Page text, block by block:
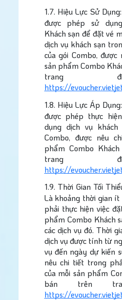
1.7. Hiệu Lực Sử
được phép sử
Khách sạn để đặt vé
dịch vụ khách sạn
của gói Combo,
sản phẩm Combo
trang
https://
1.8. Hiệu Lực Áp
được phép thực
dụng dịch vụ
Combo, được nêu
phẩm Combo
trang
https://
1.9. Thời Gian Tối
Là khoảng thời gian
phải thực hiện việc
phẩm Combo Khách
các dịch vụ đó. Thời
dịch vụ được tính từ
vụ đến ngày dự kiến
nêu chi tiết trong
của mỗi sản phẩm
bán trên
https://